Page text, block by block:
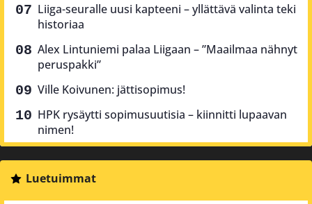
Liiga-seuralle uusi kapteeni – yllättävä valinta teki
historiaa
Alex Lintuniemi palaa Liigaan – ”Maailmaa nähnyt
peruspakki”
Ville Koivunen: jättisopimus!
HPK rysäytti sopimusuutisia – kiinnitti lupaavan
nimen!
Luetuimmat